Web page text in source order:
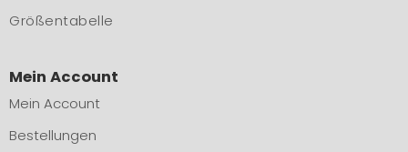
Größentabelle
Mein Account
Mein Account
Bestellungen